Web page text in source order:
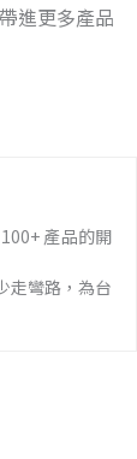
進更多產品
產品的開
走彎路，為台